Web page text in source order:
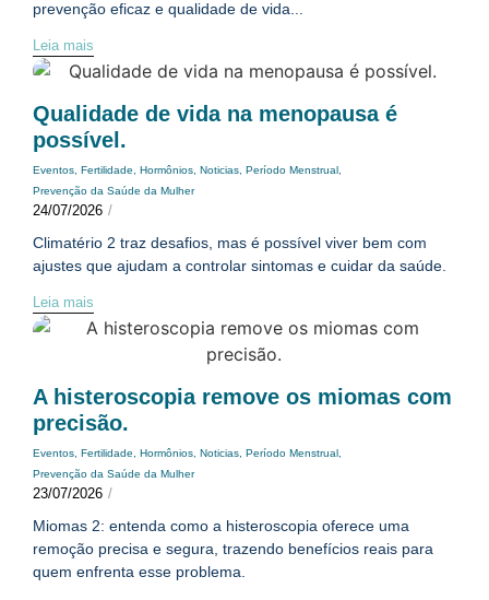
prevenção eficaz e qualidade de vida...
Leia mais
Qualidade de vida na menopausa é
possível.
Eventos Fertilidade Hormônios Noticias Período Menstrual
Prevenção da Saúde da Mulher
24/07/2026 /
Climatério 2 traz desafios, mas é possível viver bem com
ajustes que ajudam a controlar sintomas e cuidar da saúde.
Leia mais
A histeroscopia remove os miomas com
precisão.
Eventos Fertilidade Hormônios Noticias Período Menstrual
Prevenção da Saúde da Mulher
23/07/2026 /
Miomas 2: entenda como a histeroscopia oferece uma
remoção precisa e segura, trazendo benefícios reais para
quem enfrenta esse problema.